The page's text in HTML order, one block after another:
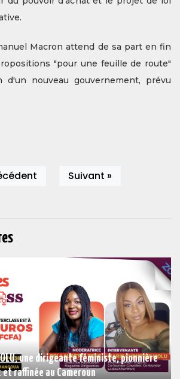
Macron attend de sa part en fin
"pour une feuille de route"
d'un nouveau gouvernement, prévu
Suivant »
une dirigeante féministe, pionnière
raffinée au Cameroun